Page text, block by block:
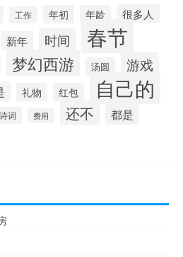
工作 年初 年龄
很多人
新年 时间 春节
梦幻西游 汤圆 游戏
礼物 红包 自己的
诗词 费用 还不 都是